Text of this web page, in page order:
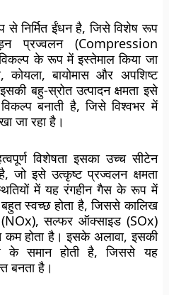
से निर्मित ईंधन है, जिसे विशेष रूप
प्रज्वलन (Compression
के रूप में इस्तेमाल किया जा
बायोमास और अपशिष्ट
बहु-स्रोत उत्पादन क्षमता इसे
बनाती है, जिसे विश्वभर में
जा रहा है।
विशेषता इसका उच्च सीटेन
इसे उत्कृष्ट प्रज्वलन क्षमता
में यह रंगहीन गैस के रूप में
स्वच्छ होता है, जिससे कालिख
सल्फर ऑक्साइड (SOx)
कम होता है। इसके अलावा, इसकी
के समान होती है, जिससे यह
बनता है।